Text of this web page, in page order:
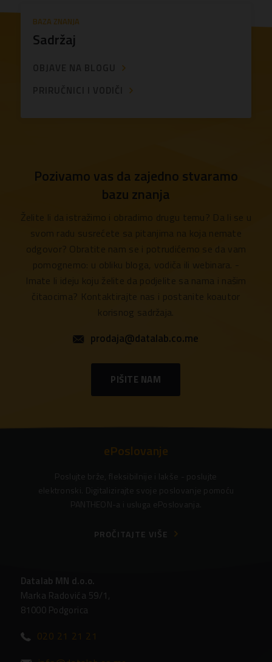
BAZA ZNANJA
Sadržaj
Pozivamo vas da zajedno stvaramo
bazu znanja
Želite li da istražimo i obradimo drugu temu? Da li se u
svom radu susrećete sa pitanjima na koja nemate
odgovor? Obratite nam se i potrudićemo se da vam
pomognemo: u obliku bloga, vodiča ili webinara. -
Imate li ideju koju želite da podjelite sa nama i našim
čitaocima? Kontaktirajte nas i postanite koautor
korisnog sadržaja.
prodaja@datalab.co.me
PIŠITE NAM
ePoslovanje
Poslujte brže, fleksibilnije i lakše - poslujte
elektronski. Digitalizirajte svoje poslovanje pomoću
PANTHEON-a i usluga ePoslovanja.
PROČITAJTE VIŠE
Datalab MN d.o.o.
Marka Radovića 59/1,
81000 Podgorica
020 21 21 21